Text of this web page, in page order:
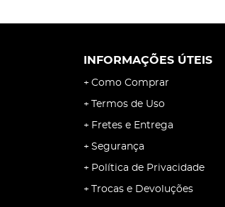
INFORMAÇÕES ÚTEIS
Como Comprar
Termos de Uso
Fretes e Entrega
Segurança
Política de Privacidade
Trocas e Devoluções